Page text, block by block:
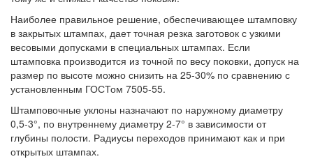
Наиболее правильное решение, обеспечивающее штамповку
в закрытых штампах, дает точная резка заготовок с узкими
весовыми допусками в специальных штампах. Если
штамповка производится из точной по весу поковки, допуск на
размер по высоте можно снизить на 25-30% по сравнению с
установленным ГОСТом 7505-55.
Штамповочные уклоны назначают по наружному диаметру
0,5-3°, по внутреннему диаметру 2-7° в зависимости от
глубины полости. Радиусы переходов принимают как и при
открытых штампах.